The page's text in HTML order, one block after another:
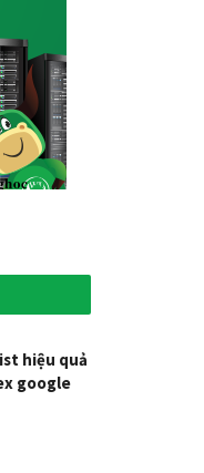
hiệu quả
google